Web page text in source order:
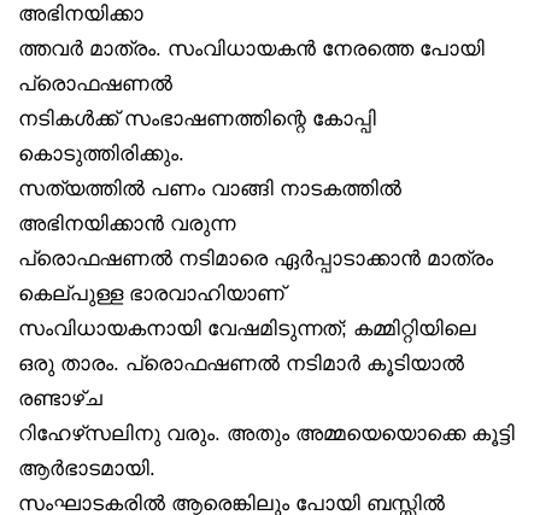
അഭിനയിക്കാ
ത്തവർ മാത്രം. സംവിധായകൻ നേരത്തെ പോയി
പ്രൊഫഷണൽ
നടികൾക്ക് സംഭാഷണത്തിന്റെ കോപ്പി
കൊടുത്തിരിക്കും.
സത്യത്തിൽ പണം വാങ്ങി നാടകത്തിൽ
അഭിനയിക്കാൻ വരുന്ന
പ്രൊഫഷണൽ നടിമാരെ ഏർപ്പാടാക്കാൻ മാത്രം
കെല്പുള്ള ഭാരവാഹിയാണ്
സംവിധായകനായി വേഷമിടുന്നത്; കമ്മിറ്റിയിലെ
ഒരു താരം. പ്രൊഫഷണൽ നടിമാർ കൂടിയാൽ
രണ്ടാഴ്ച
റിഹേഴ്‌സലിനു വരും. അതും അമ്മയെയൊക്കെ കൂട്ടി
ആർഭാടമായി.
സംഘാടകരിൽ ആരെങ്കിലും പോയി ബസ്സിൽ